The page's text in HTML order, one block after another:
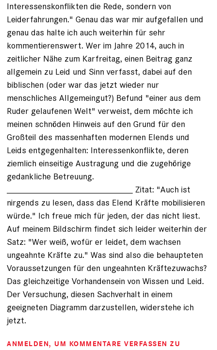
Interessenskonflikten die Rede, sondern von
Leiderfahrungen." Genau das war mir aufgefallen und
genau das halte ich auch weiterhin für sehr
kommentierenswert. Wer im Jahre 2014, auch in
zeitlicher Nähe zum Karfreitag, einen Beitrag ganz
allgemein zu Leid und Sinn verfasst, dabei auf den
biblischen (oder war das jetzt wieder nur
menschliches Allgemeingut?) Befund "einer aus dem
Ruder gelaufenen Welt" verweist, dem möchte ich
meinen schnöden Hinweis auf den Grund für den
Großteil des massenhaften modernen Elends und
Leids entgegenhalten: Interessenkonflikte, deren
ziemlich einseitige Austragung und die zugehörige
gedankliche Betreuung.
__________________________ Zitat: "Auch ist
nirgends zu lesen, dass das Elend Kräfte mobilisieren
würde." Ich freue mich für jeden, der das nicht liest.
Auf meinem Bildschirm findet sich leider weiterhin der
Satz: "Wer weiß, wofür er leidet, dem wachsen
ungeahnte Kräfte zu." Was sind also die behaupteten
Voraussetzungen für den ungeahnten Kräftezuwachs?
Das gleichzeitige Vorhandensein von Wissen und Leid.
Der Versuchung, diesen Sachverhalt in einem
geeigneten Diagramm darzustellen, widerstehe ich
jetzt.
ANMELDEN, UM KOMMENTARE VERFASSEN ZU